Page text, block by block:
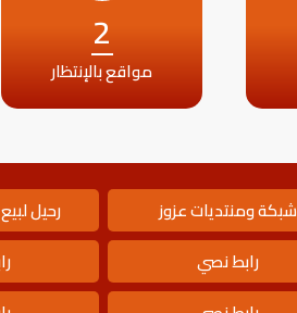
2
مواقع بالإنتظار
شبكة ومنتديات عزوز رحيل
رابط نصي